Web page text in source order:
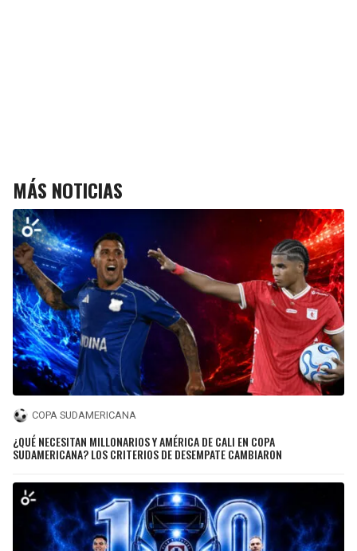
MÁS NOTICIAS
COPA SUDAMERICANA
¿QUÉ NECESITAN MILLONARIOS Y AMÉRICA DE CALI EN COPA
SUDAMERICANA? LOS CRITERIOS DE DESEMPATE CAMBIARON